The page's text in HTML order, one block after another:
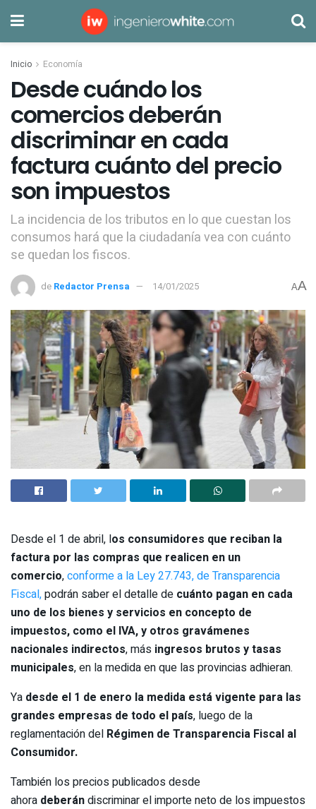
Inicio Economía
Desde cuándo los
comercios deberán
discriminar en cada
factura cuánto del precio
son impuestos
La incidencia de los tributos en lo que cuestan los
consumos hará que la ciudadanía vea con cuánto
se quedan los fiscos.
de Redactor Prensa 14/01/2025 AA
Desde el 1 de abril, los consumidores que reciban la
factura por las compras que realicen en un
comercio,conforme a la Ley 27.743, de Transparencia
Fiscal,podrán saber el detalle de cuánto pagan en cada
uno de los bienes y servicios en concepto de
impuestos, como el IVA, y otros gravámenes
nacionales indirectos, más ingresos brutos y tasas
municipales, en la medida en que las provincias adhieran.
Ya desde el 1 de enero la medida está vigente para las
grandes empresas de todo el país, luego de la
reglamentación del Régimen de Transparencia Fiscal al
Consumidor.
También los precios publicados desde
ahora deberándiscriminar el importe neto de los impuestos